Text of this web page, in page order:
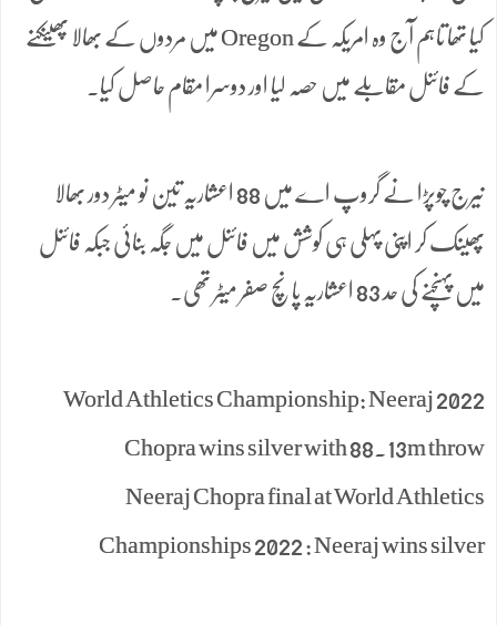
کیا تھا تاہم آج وہ امریکہ کے Oregon میں مردوں کے بھالا پھینکنے
کے فائنل مقابلے میں حصہ لیا اور دوسرا مقام حاصل کیا۔
نیرج چوپڑا نے گروپ اے میں 88 اعشاریہ تین نو میٹر دور بھالا
پھینک کر اپنی پہلی ہی کوشش میں فائنل میں جگہ بنائی جبکہ فائنل
میں پہنچنے کی حد 83 اعشاریہ پانچ صفر میٹر تھی۔
2022 World Athletics Championship: Neeraj
Chopra wins silver with 88.13m throw
Neeraj Chopra final at World Athletics
Championships 2022 : Neeraj wins silver